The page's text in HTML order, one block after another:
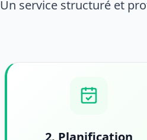
Un service structuré et
2. Planification